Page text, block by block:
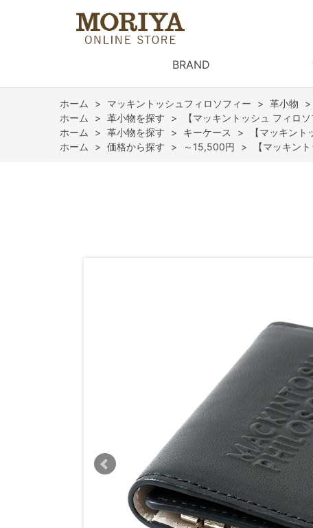
BRAND
ホーム > マッキントッシュフィロソフィー > 革小物 >
ホーム
> 革小物を探す >
【マッキントッシュ フィロ
ホーム
> 革小物を探す > キーケース >
【マッキン
ホーム
> 価格から探す > ～15,500円 > 【マッキン